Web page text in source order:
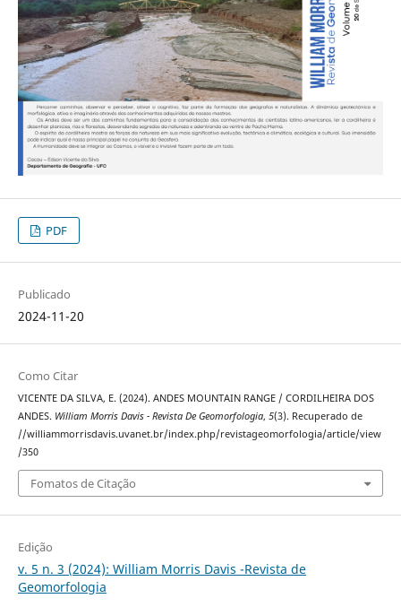
PDF
Publicado
2024-11-20
Como Citar
VICENTE DA SILVA, E. (2024). ANDES MOUNTAIN RANGE / CORDILHEIRA DOS
ANDES. William Morris Davis - Revista De Geomorfologia, 5(3). Recuperado de
//williammorrisdavis.uvanet.br/index.php/revistageomorfologia/article/view
/350
Fomatos de Citação
Edição
v. 5 n. 3 (2024): William Morris Davis -Revista de
Geomorfologia